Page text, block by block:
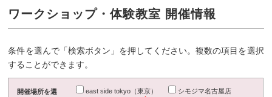
ワークショップ・体験教室 開催情報
条件を選んで「検索ボタン」を押してください。複数の項目を選択
することができます。
開催場所を選
east side tokyo（東京）
シモジマ名古屋店